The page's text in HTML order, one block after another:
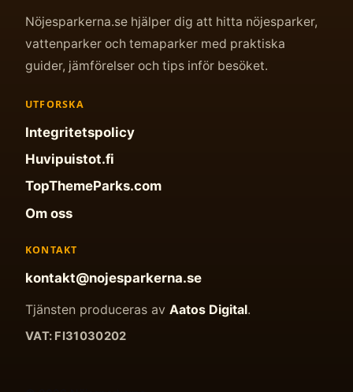
Nöjesparkerna.se hjälper dig att hitta nöjesparker,
vattenparker och temaparker med praktiska
guider, jämförelser och tips inför besöket.
UTFORSKA
Integritetspolicy
Huvipuistot.fi
TopThemeParks.com
Om oss
KONTAKT
kontakt@nojesparkerna.se
Tjänsten produceras av Aatos Digital.
VAT: FI31030202